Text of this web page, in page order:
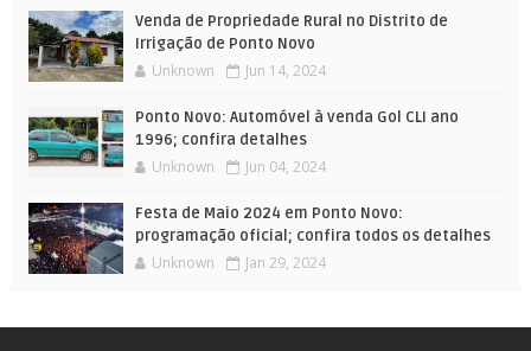
Venda de Propriedade Rural no Distrito de
Irrigação de Ponto Novo
Unknown Jun 14, 2024
Ponto Novo: Automóvel à venda Gol CLI ano
1996; confira detalhes
Unknown Jun 04, 2024
Festa de Maio 2024 em Ponto Novo:
programação oficial; confira todos os detalhes
Unknown Jan 29, 2024